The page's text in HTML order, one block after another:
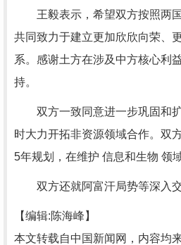
王毅表示，希望双方按照两国
共同致力于建立更加欣欣向荣、
系。感谢土方在涉及中方核心利
持。
双方一致同意进一步巩固和扩
时大力开拓非资源领域合作。双
5年规划，在维护 信息和生物 领
双方还就阿富汗局势等深入交
【编辑:陈海峰】
本文转载自中国新闻网，内容均